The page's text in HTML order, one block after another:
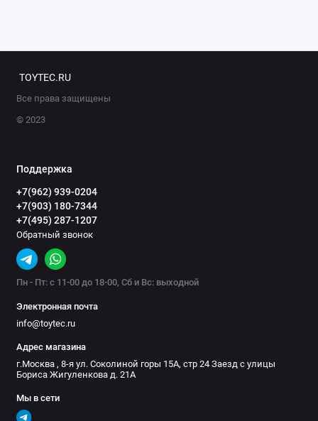
TOYTEC.RU
Все права защищены
© 2023
Поддержка
+7(962) 939-0204
+7(903) 180-7344
+7(495) 287-1207
Обратный звонок
Пн - Пт: с 11-00 до 18-00, Сб и Вс: выходной
Электронная почта
info@toytec.ru
Адрес магазина
г.Москва , 8-я ул. Соколиной горы 15А, стр 24 Заезд с улицы
Бориса Жигуленкова д. 21А
Мы в сети